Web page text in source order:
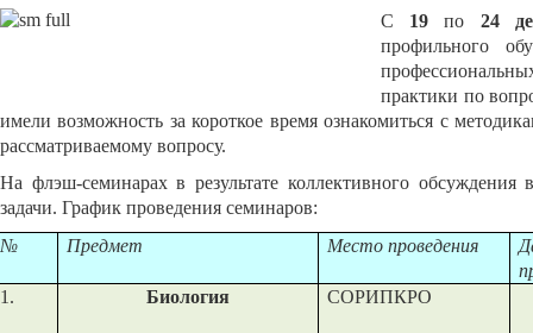
С 19 по 24
профильного
практики по
имели возможность за короткое время ознакомиться с
рассматриваемому вопросу.
На флэш-семинарах в результате коллективного
задачи. График проведения семинаров:
№
Предмет Место проведения
1.
Биология СОРИПКРО